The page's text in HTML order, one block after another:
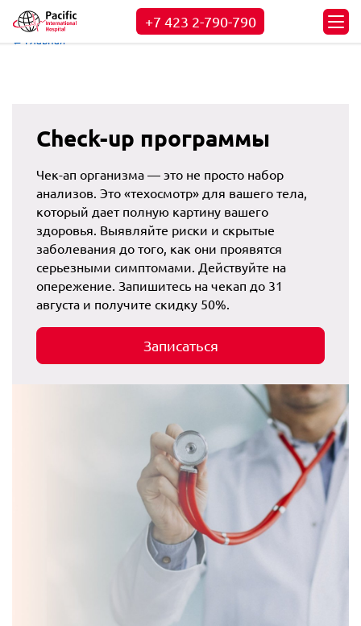
+7 423 2-790-790
← Главная
Check-up программы
Чек-ап организма — это не просто набор
анализов. Это «техосмотр» для вашего тела,
который дает полную картину вашего
здоровья. Выявляйте риски и скрытые
заболевания до того, как они проявятся
серьезными симптомами. Действуйте на
опережение. Запишитесь на чекап до 31
августа и получите скидку 50%.
Записаться